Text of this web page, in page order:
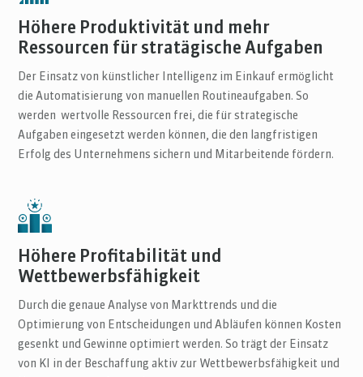
Höhere Produktivität und mehr
Ressourcen für stratägische Aufgaben
Der Einsatz von künstlicher Intelligenz im Einkauf ermöglicht
die Automatisierung von manuellen Routineaufgaben. So
werden wertvolle Ressourcen frei, die für strategische
Aufgaben eingesetzt werden können, die den langfristigen
Erfolg des Unternehmens sichern und Mitarbeitende fördern.
Höhere Profitabilität und
Wettbewerbsfähigkeit
Durch die genaue Analyse von Markttrends und die
Optimierung von Entscheidungen und Abläufen können Kosten
gesenkt und Gewinne optimiert werden. So trägt der Einsatz
von KI in der Beschaffung aktiv zur Wettbewerbsfähigkeit und